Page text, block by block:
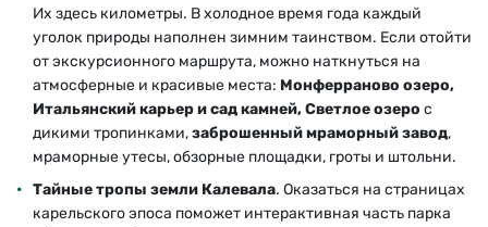
Их здесь километры. В холодное время года каждый
уголок природы наполнен зимним таинством. Если отойти
от экскурсионного маршрута, можно наткнуться на
атмосферные и красивые места: Монферраново озеро,
Итальянский карьер и сад камней, Светлое озеро с
дикими тропинками,заброшенный мраморный завод,
мраморные утесы, обзорные площадки, гроты и штольни.
Тайные тропы земли Калевала. Оказаться на страницах
карельского эпоса поможет интерактивная часть парка